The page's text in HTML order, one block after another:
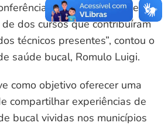
estadual de saúde em
dos cursos que contribuíram
técnicos presentes”, contou o
saúde bucal, Romulo Luigi.
como objetivo oferecer uma
compartilhar experiências de
bucal vividas nos municípios